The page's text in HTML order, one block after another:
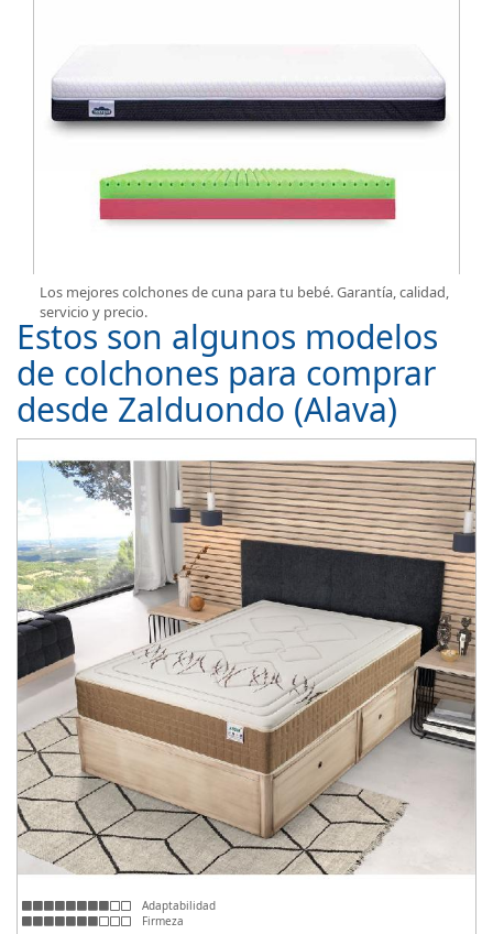
Los mejores colchones de cuna para tu bebé. Garantía, calidad,
servicio y precio.
Estos son algunos modelos
de colchones para comprar
desde Zalduondo (Alava)
Adaptabilidad
Firmeza